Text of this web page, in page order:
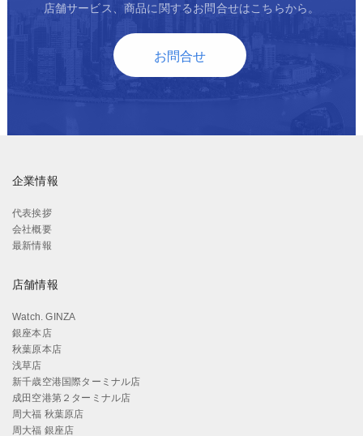
店舗サービス、商品に関するお問合せはこちらから。
お問合せ
企業情報
代表挨拶
会社概要
最新情報
店舗情報
Watch. GINZA
銀座本店
秋葉原本店
浅草店
新千歳空港国際ターミナル店
成田空港第２ターミナル店
周大福 秋葉原店
周大福 銀座店